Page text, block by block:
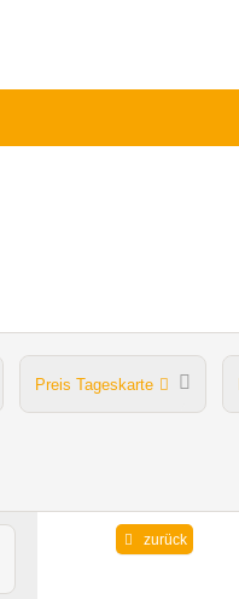
Preis Tageskarte
zurück